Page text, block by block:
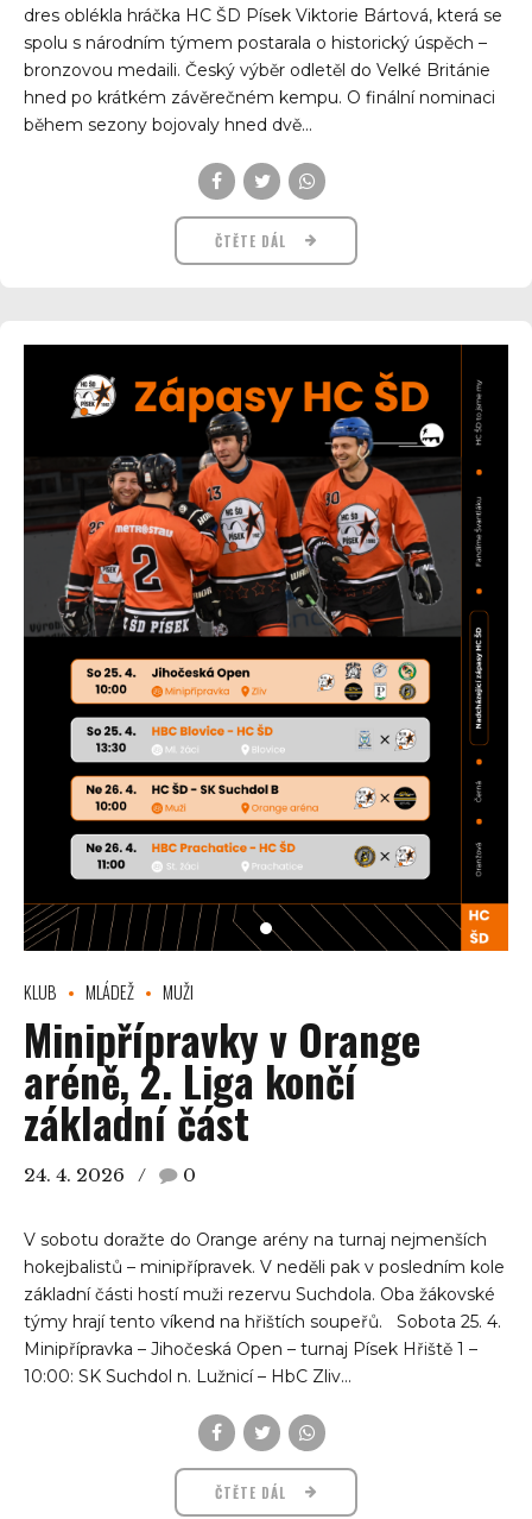
dres oblékla hráčka HC ŠD Písek Viktorie Bártová, která se
spolu s národním týmem postarala o historický úspěch –
bronzovou medaili. Český výběr odletěl do Velké Británie
hned po krátkém závěrečném kempu. O finální nominaci
během sezony bojovaly hned dvě...
ČTĚTE DÁL
KLUB MLÁDEŽ MUŽI
Minipřípravky v Orange
aréně, 2. Liga končí
základní část
24. 4. 2026 0
V sobotu doražte do Orange arény na turnaj nejmenších
hokejbalistů – minipřípravek. V neděli pak v posledním kole
základní části hostí muži rezervu Suchdola. Oba žákovské
týmy hrají tento víkend na hřištích soupeřů. Sobota 25. 4.
Minipřípravka – Jihočeská Open – turnaj Písek Hřiště 1 –
10:00: SK Suchdol n. Lužnicí – HbC Zliv...
ČTĚTE DÁL